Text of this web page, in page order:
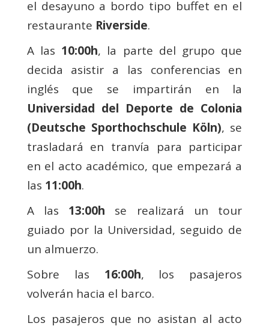
el desayuno a bordo tipo buffet en el
restaurante Riverside.
A las 10:00h, la parte del grupo que
decida asistir a las conferencias en
inglés que se impartirán en la
Universidad del Deporte de Colonia
(Deutsche Sporthochschule Köln), se
trasladará en tranvía para participar
en el acto académico, que empezará a
las 11:00h.
A las 13:00h se realizará un tour
guiado por la Universidad, seguido de
un almuerzo.
Sobre las 16:00h, los pasajeros
volverán hacia el barco.
Los pasajeros que no asistan al acto